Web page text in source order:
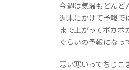
今週は気温もどんど
週末にかけて予報
まで上がってポカポ
ぐらいの予報になっ
寒い寒いってちじこ